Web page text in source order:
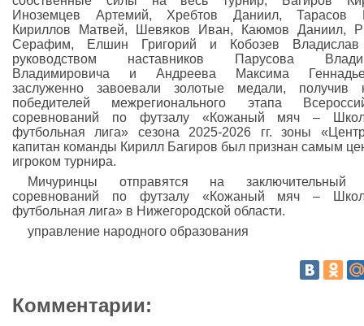
Иноземцев Артемий, Хребтов Даниил, Тарасов
Кириллов Матвей, Шевяков Иван, Каюмов Даниил,
Серафим, Елшин Григорий и Кобозев
руководством наставников Парусова
Владимировича и Андреева Максима
заслуженно завоевали золотые медали, получив
победителей межрегионального этапа
соревнований по футзалу «Кожаный мяч –
футбольная лига» сезона 2025-2026 гг. зоны
капитан команды Кирилл Багиров был признан самым
игроком турнира.
Мичуринцы отправятся на заключительный
соревнований по футзалу «Кожаный мяч –
футбольная лига» в Нижегородской области.
управление народного образования
Комментарии: